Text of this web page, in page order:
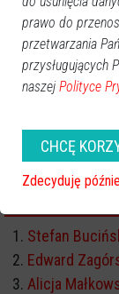
Stefan
Edward
Alicja
prawo do
przetwarzania
przysługujących
naszej Polityce
CHCĘ
Zdecyduję